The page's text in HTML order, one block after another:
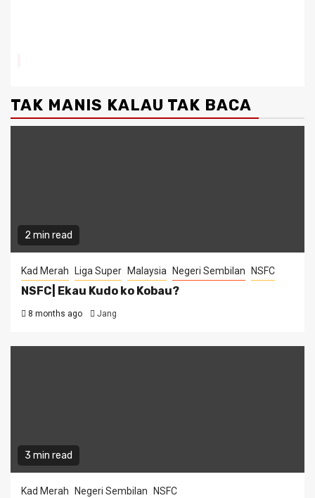
TAK MANIS KALAU TAK BACA
2 min read
Kad Merah Liga Super Malaysia Negeri Sembilan NSFC
NSFC| Ekau Kudo ko Kobau?
8 months ago Jang
3 min read
Kad Merah Negeri Sembilan NSFC